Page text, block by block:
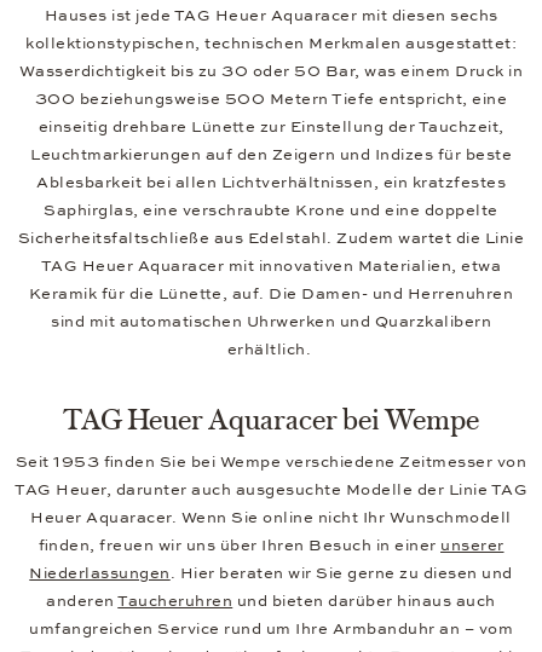
Hauses ist jede TAG Heuer Aquaracer mit diesen sechs
kollektionstypischen, technischen Merkmalen ausgestattet:
Wasserdichtigkeit bis zu 30 oder 50 Bar, was einem Druck in
300 beziehungsweise 500 Metern Tiefe entspricht, eine
einseitig drehbare Lünette zur Einstellung der Tauchzeit,
Leuchtmarkierungen auf den Zeigern und Indizes für beste
Ablesbarkeit bei allen Lichtverhältnissen, ein kratzfestes
Saphirglas, eine verschraubte Krone und eine doppelte
Sicherheitsfaltschließe aus Edelstahl. Zudem wartet die Linie
TAG Heuer Aquaracer mit innovativen Materialien, etwa
Keramik für die Lünette, auf. Die Damen- und Herrenuhren
sind mit automatischen Uhrwerken und Quarzkalibern
erhältlich.
TAG Heuer Aquaracer bei Wempe
Seit 1953 finden Sie bei Wempe verschiedene Zeitmesser von
TAG Heuer, darunter auch ausgesuchte Modelle der Linie TAG
Heuer Aquaracer. Wenn Sie online nicht Ihr Wunschmodell
finden, freuen wir uns über Ihren Besuch in einer unserer
Niederlassungen. Hier beraten wir Sie gerne zu diesen und
anderenTaucheruhren und bieten darüber hinaus auch
umfangreichen Service rund um Ihre Armbanduhr an – vom